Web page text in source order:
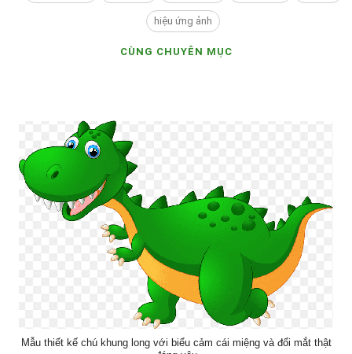
hiệu ứng ảnh
CÙNG CHUYÊN MỤC
Mẫu thiết kế chú khung long với biểu cảm cái miệng và đổi mắt thật
đáng yêu